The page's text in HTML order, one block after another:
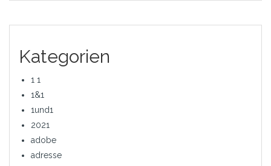
Kategorien
1 1
1&1
1und1
2021
adobe
adresse